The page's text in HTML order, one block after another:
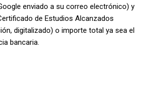
enviado a su correo electrónico) y
de Estudios Alcanzados
digitalizado) o importe total ya sea el
bancaria.